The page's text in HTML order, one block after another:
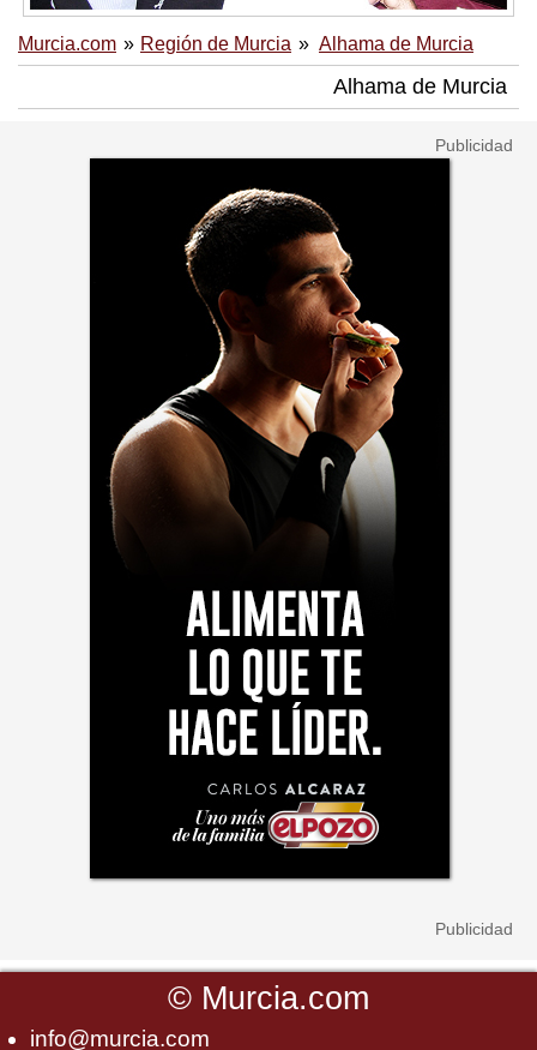
Murcia.com Región de Murcia Alhama de Murcia
Alhama de Murcia
© Murcia.com
info@murcia.com